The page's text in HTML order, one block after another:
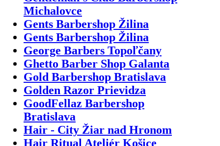
Michalovce
Gents Barbershop Žilina
Gents Barbershop Žilina
George Barbers Topoľčany
Ghetto Barber Shop Galanta
Gold Barbershop Bratislava
Golden Razor Prievidza
GoodFellaz Barbershop
Bratislava
Hair - City Žiar nad Hronom
Hair Ritual Ateliér Košice